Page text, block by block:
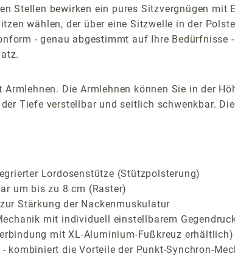
Stellen bewirken ein pures Sitzvergnügen
wählen, der über eine Sitzwelle in der
- genau abgestimmt auf Ihre
Die Armlehnen können Sie in der
Tiefe verstellbar und seitlich schwenkbar.
Lordosenstütze (Stützpolsterung)
um bis zu 8 cm (Raster)
Stärkung der Nackenmuskulatur
mit individuell einstellbarem
mit XL-Aluminium-Fußkreuz erhältlich)
- kombiniert die Vorteile der Punkt-Synchron-